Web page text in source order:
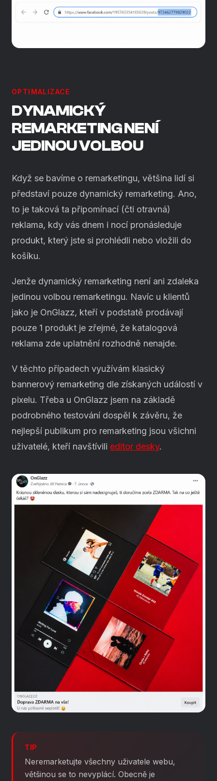
OPTIMALIZACE
DYNAMICKÝ
REMARKETING NENÍ
JEDINOU VOLBOU
Když se bavíme o remarketingu, většina lidí si
představí pouze dynamický remarketing. Ano,
to je taková ta připomínací (čti otravná)
reklama, kdy vás dnem i nocí pronásleduje
produkt, který jste si prohlédli nebo vložili do
košíku.
Jenže dynamický remarketing není ani zdaleka
jedinou volbou remarketingu. Navíc u klientů
jako je OnGlazz, kteří v podstatě prodávají
pouze 1 produkt je zřejmé, že katalogová
reklama zde uplatnění rozhodně nenajde.
V těchto případech využívám klasický
bannerový remarketing dle získaných událostí v
pixelu. Třeba u OnGlazz jsem na základě
podrobného testování dospěl k závěru, že
nejlepší publikum pro remarketing jsou všichni
uživatelé, kteří navštívili editor desky.
TIP
Neremarketujte všechny uživatele webu,
většinou se to nevyplácí. Obecně je